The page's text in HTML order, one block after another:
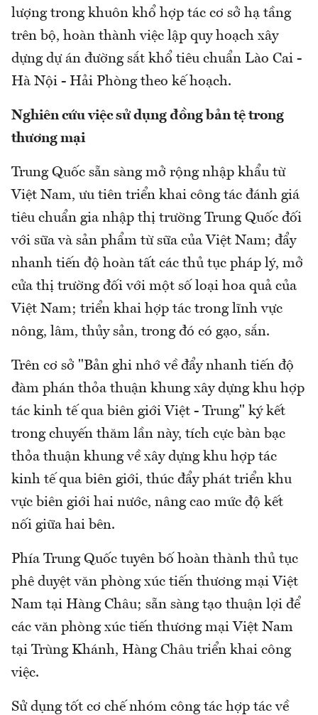
lượng trong khuôn khổ hợp tác cơ sở hạ tầng
trên bộ, hoàn thành việc lập quy hoạch xây
dựng dự án đường sắt khổ tiêu chuẩn Lào Cai -
Hà Nội - Hải Phòng theo kế hoạch.
Nghiên cứu việc sử dụng đồng bản tệ trong
thương mại
Trung Quốc sẵn sàng mở rộng nhập khẩu từ
Việt Nam, ưu tiên triển khai công tác đánh giá
tiêu chuẩn gia nhập thị trường Trung Quốc đối
với sữa và sản phẩm từ sữa của Việt Nam; đẩy
nhanh tiến độ hoàn tất các thủ tục pháp lý, mở
cửa thị trường đối với một số loại hoa quả của
Việt Nam; triển khai hợp tác trong lĩnh vực
nông, lâm, thủy sản, trong đó có gạo, sắn.
Trên cơ sở "Bản ghi nhớ về đẩy nhanh tiến độ
đàm phán thỏa thuận khung xây dựng khu hợp
tác kinh tế qua biên giới Việt - Trung" ký kết
trong chuyến thăm lần này, tích cực bàn bạc
thỏa thuận khung về xây dựng khu hợp tác
kinh tế qua biên giới, thúc đẩy phát triển khu
vực biên giới hai nước, nâng cao mức độ kết
nối giữa hai bên.
Phía Trung Quốc tuyên bố hoàn thành thủ tục
phê duyệt văn phòng xúc tiến thương mại Việt
Nam tại Hàng Châu; sẵn sàng tạo thuận lợi để
các văn phòng xúc tiến thương mại Việt Nam
tại Trùng Khánh, Hàng Châu triển khai công
việc.
Sử dụng tốt cơ chế nhóm công tác hợp tác về